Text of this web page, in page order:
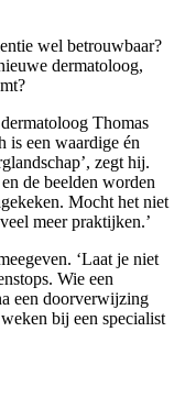
wel betrouwbaar?
dermatoloog,
Thomas
is een waardige én
zegt hij.
de beelden worden
Mocht het niet
meer praktijken.’
‘Laat je niet
Wie een
een doorverwijzing
bij een specialist